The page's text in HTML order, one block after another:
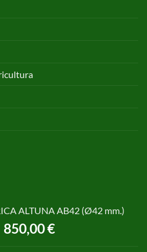
ALTUNA AB42 (Ø42 mm.)
El
precio
850,00€El